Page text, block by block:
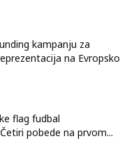
kampanju za
na Evropsko
flag fudbal
pobede na prvom...